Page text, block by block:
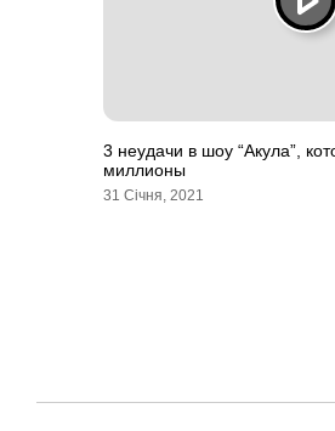
3 неудачи в шоу “Акула”,
миллионы
31 Січня, 2021